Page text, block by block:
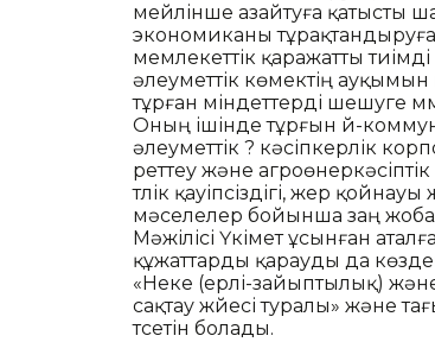
мейлінше азайтуға қатысты
экономиканы
мемлекеттік қаражатты
әлеуметтік көмектің ауқымын
тұрған міндеттерді шешуге
Оның ішінде тұрғын үй-
әлеуметтік ? кәсіпкерлік
реттеу және
түлік қауіпсіздігі, жер
мәселелер бойынша заң
Мәжілісі Үкімет ұсынған
құжаттарды қарауды да
«Неке (ерлі-зайыптылық)
сақтау жүйесі туралы» және
түсетін болады.